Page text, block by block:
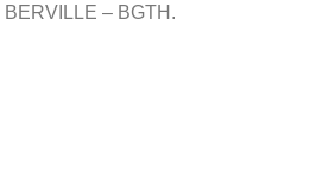
BERVILLE – BGTH.